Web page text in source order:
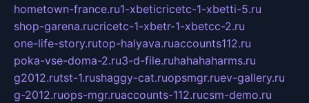
hometown-france.ru1-xbeticricetc-1-xbetti-5.ru
shop-garena.rucricetc-1-xbetr-1-xbetcc-2.ru
one-life-story.rutop-halyava.ruaccounts112.ru
poka-vse-doma-2.ru3-d-file.ruhahahaharms.ru
g2012.rutst-1.rushaggy-cat.ruopsmgr.ruev-gallery.ru
g-2012.ruops-mgr.ruaccounts-112.rucsm-demo.ru